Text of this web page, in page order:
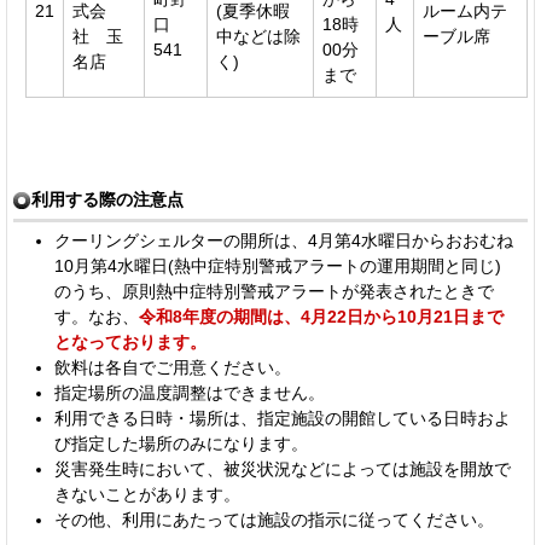
21
式会
社 玉
名店
口
541
(夏季休暇
中などは除
く)
18時
00分
まで
人
ルーム内テ
ーブル席
利用する際の注意点
クーリングシェルターの開所は、4月第4水曜日からおおむね
10月第4水曜日(熱中症特別警戒アラートの運用期間と同じ)
のうち、原則熱中症特別警戒アラートが発表されたときで
す。なお、 令和8年度の期間は、4月22日から10月21日まで
となっております。
飲料は各自でご用意ください。
指定場所の温度調整はできません。
利用できる日時・場所は、指定施設の開館している日時およ
び指定した場所のみになります。
災害発生時において、被災状況などによっては施設を開放で
きないことがあります。
その他、利用にあたっては施設の指示に従ってください。